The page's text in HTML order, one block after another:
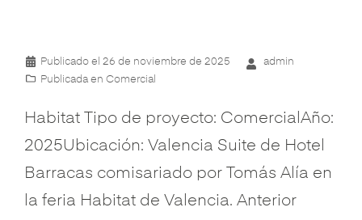
Publicado el 26 de noviembre de 2025
admin
Publicada en Comercial
Habitat Tipo de proyecto: ComercialAño:
2025Ubicación: Valencia Suite de Hotel
Barracas comisariado por Tomás Alía en
la feria Habitat de Valencia. Anterior